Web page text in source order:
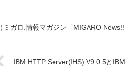
（ミガロ.情報マガジン「MIGARO
IBM HTTP Server(IHS) V9.0.5と